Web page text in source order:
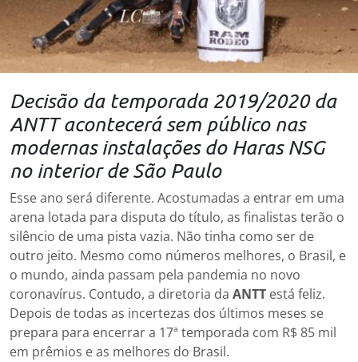
Decisão da temporada 2019/2020 da
ANTT acontecerá sem público nas
modernas instalações do Haras NSG
no interior de São Paulo
Esse ano será diferente. Acostumadas a entrar em uma
arena lotada para disputa do título, as finalistas terão o
silêncio de uma pista vazia. Não tinha como ser de
outro jeito. Mesmo como números melhores, o Brasil, e
o mundo, ainda passam pela pandemia no novo
coronavírus. Contudo, a diretoria da ANTT está feliz.
Depois de todas as incertezas dos últimos meses se
prepara para encerrar a 17ª temporada com R$ 85 mil
em prêmios e as melhores do Brasil.